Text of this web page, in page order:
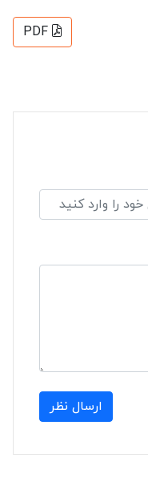
PDF
ارسال نظر